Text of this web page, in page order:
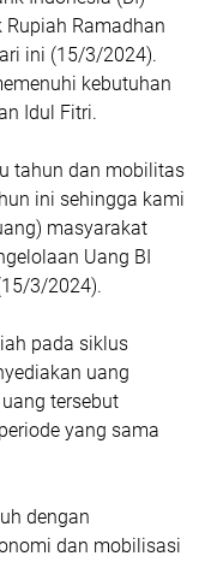
Ramadhan
ini (15/3/2024).
kebutuhan
Idul Fitri.
tahun dan mobilitas
ini sehingga kami
masyarakat
Uang BI
3/2024).
pada siklus
uang
tersebut
yang sama
dengan
dan mobilisasi